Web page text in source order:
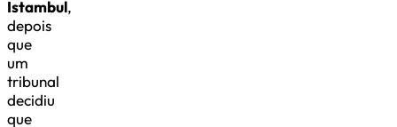
Istambul,
depois
que
um
tribunal
decidiu
que